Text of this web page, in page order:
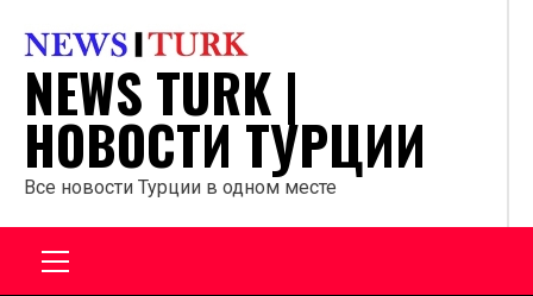
содержанию
NEWS TURK |
НОВОСТИ ТУРЦИИ
Все новости Турции в одном месте